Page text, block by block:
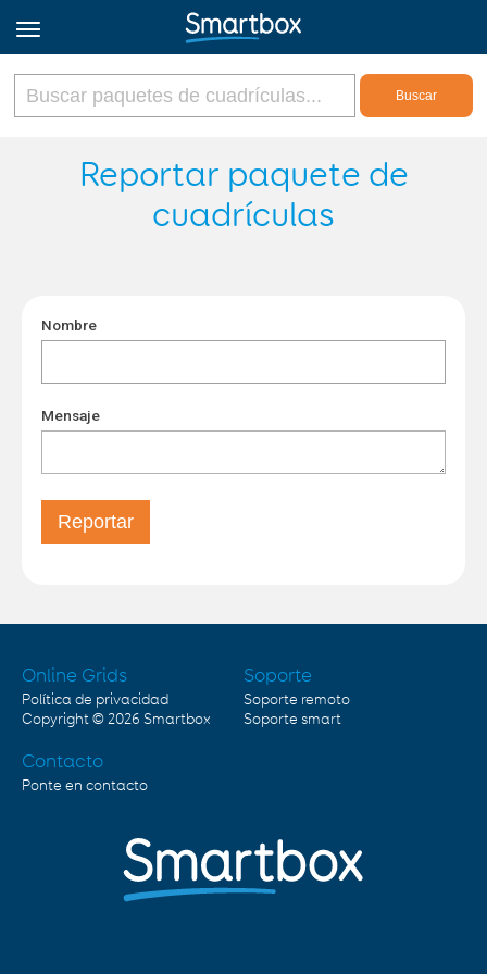
Online Grids
Iniciar sesión
Reportar paquete de
cuadrículas
Nombre
Mensaje
Online Grids
Política de privacidad
Copyright © 2026 Smartbox
Soporte
Soporte remoto
Soporte smart
Contacto
Ponte en contacto